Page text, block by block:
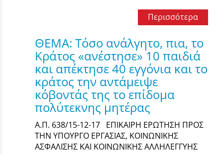
Περισσότερα
ΘΕΜΑ: Τόσο ανάλγητο, πια, το
Κράτος «ανέστησε» 10 παιδιά
και απέκτησε 40 εγγόνια και το
κράτος την αντάμειψε
κόβοντάς της το επίδομα
πολύτεκνης μητέρας
Α.Π. 638/15-12-17 ΕΠΙΚΑΙΡΗ ΕΡΩΤΗΣΗ ΠΡΟΣ
ΤΗΝ ΥΠΟΥΡΓΟ ΕΡΓΑΣΙΑΣ, ΚΟΙΝΩΝΙΚΗΣ
ΑΣΦΑΛΙΣΗΣ ΚΑΙ ΚΟΙΝΩΝΙΚΗΣ ΑΛΛΗΛΕΓΓΥΗΣ